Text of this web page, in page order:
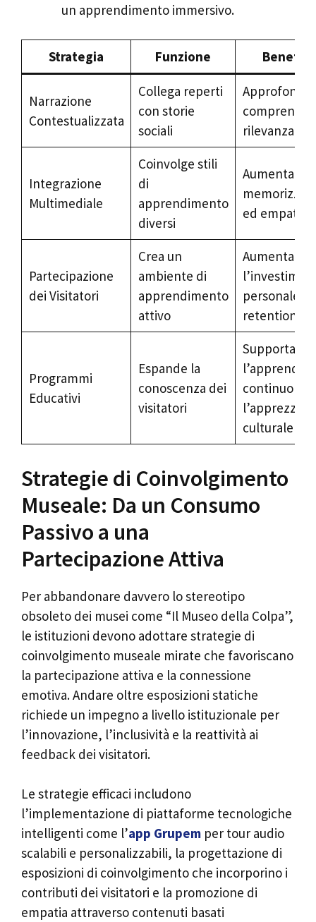
un apprendimento immersivo.
Strategia Funzione
Narrazione
Contestualizzata
Collega reperti
con storie
sociali
rilevanza
Integrazione
Multimediale
Coinvolge stili
di
apprendimento
diversi
Aumenta
ed empatia
Partecipazione
dei Visitatori
Crea un
ambiente di
apprendimento
attivo
Aumenta
personale e
retention
Programmi
Educativi
Espande la
conoscenza dei
visitatori
Supporta
continuo e
culturale
Strategie di Coinvolgimento
Museale: Da un Consumo
Passivo a una
Partecipazione Attiva
Per abbandonare davvero lo stereotipo
obsoleto dei musei come “Il Museo della Colpa”,
le istituzioni devono adottare strategie di
coinvolgimento museale mirate che favoriscano
la partecipazione attiva e la connessione
emotiva. Andare oltre esposizioni statiche
richiede un impegno a livello istituzionale per
l’innovazione, l’inclusività e la reattività ai
feedback dei visitatori.
Le strategie efficaci includono
l’implementazione di piattaforme tecnologiche
intelligenti come l’app Grupem per tour audio
scalabili e personalizzabili, la progettazione di
esposizioni di coinvolgimento che incorporino i
contributi dei visitatori e la promozione di
empatia attraverso contenuti basati